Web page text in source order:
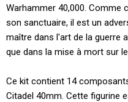
Warhammer 40,000. Comme
son sanctuaire, il est un
maître dans l'art de la guerre
que dans la mise à mort sur
Ce kit contient 14
Citadel 40mm. Cette figurine